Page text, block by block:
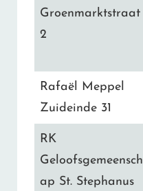
Groenmarktstraat
2
Rafaël Meppel
Zuideinde 31
RK
Geloofsgemeensch
ap St. Stephanus